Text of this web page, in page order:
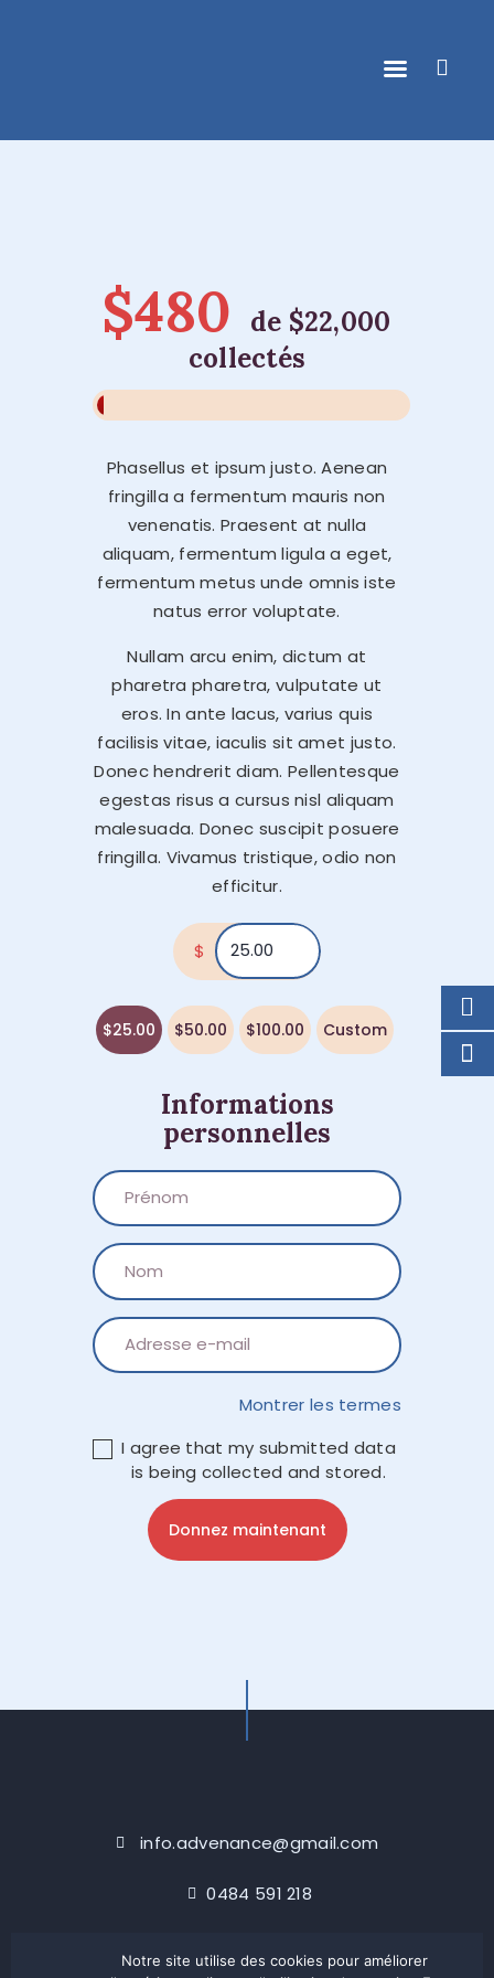
INDIVIDUEL
ACTIVITÉS DE GROUPE
CONTACT
AGENDA & NEWS
$480 de $22,000
collectés
Phasellus et ipsum justo. Aenean
fringilla a fermentum mauris non
venenatis. Praesent at nulla
aliquam, fermentum ligula a eget,
fermentum metus unde omnis iste
natus error voluptate.
Nullam arcu enim, dictum at
pharetra pharetra, vulputate ut
eros. In ante lacus, varius quis
facilisis vitae, iaculis sit amet justo.
Donec hendrerit diam. Pellentesque
egestas risus a cursus nisl aliquam
malesuada. Donec suscipit posuere
fringilla. Vivamus tristique, odio non
efficitur.
$
$25.00 $50.00 $100.00 Custom
Informations
personnelles
Montrer les termes
I agree that my submitted data
is being collected and stored.
info.advenance@gmail.com
0484 591 218
Notre site utilise des cookies pour améliorer